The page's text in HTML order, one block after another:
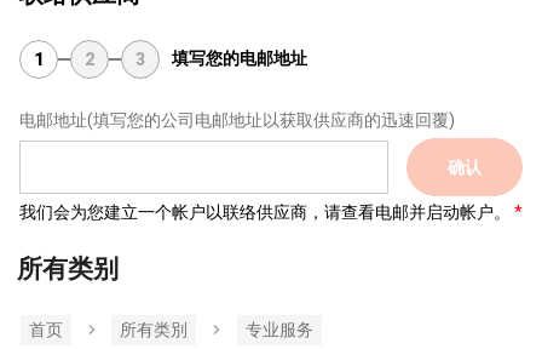
1 2 3 填写您的电邮地址
电邮地址(填写您的公司电邮地址以获取供应商的迅速回覆)
确认
我们会为您建立一个帐户以联络供应商，请查看电邮并启动帐户。
所有类别
首页 所有类別 专业服务